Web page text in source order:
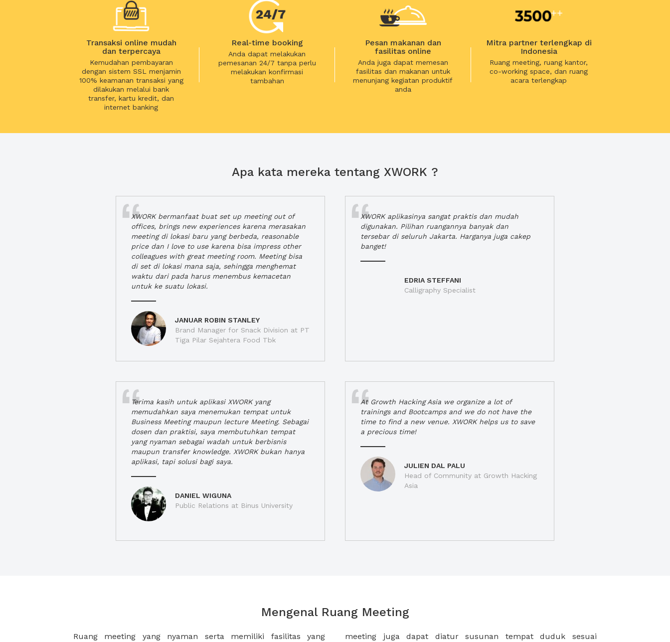
Transaksi online mudah
dan terpercaya
Kemudahan pembayaran
dengan sistem SSL menjamin
100% keamanan transaksi yang
dilakukan melalui bank
transfer, kartu kredit, dan
internet banking
Real-time booking
Anda dapat melakukan
pemesanan 24/7 tanpa perlu
melakukan konfirmasi
tambahan
Pesan makanan dan
fasilitas online
Anda juga dapat memesan
fasilitas dan makanan untuk
menunjang kegiatan produktif
anda
Mitra partner terlengkap di
Indonesia
Ruang meeting, ruang kantor,
co-working space, dan ruang
acara terlengkap
Apa kata mereka tentang XWORK ?
XWORK bermanfaat buat set up meeting out of
offices, brings new experiences karena merasakan
meeting di lokasi baru yang berbeda, reasonable
price dan I love to use karena bisa impress other
colleagues with great meeting room. Meeting bisa
di set di lokasi mana saja, sehingga menghemat
waktu dari pada harus menembus kemacetan
untuk ke suatu lokasi.
JANUAR ROBIN STANLEY
Brand Manager for Snack Division at PT
Tiga Pilar Sejahtera Food Tbk
XWORK aplikasinya sangat praktis dan mudah
digunakan. Pilihan ruangannya banyak dan
tersebar di seluruh Jakarta. Harganya juga cakep
banget!
EDRIA STEFFANI
Calligraphy Specialist
Terima kasih untuk aplikasi XWORK yang
memudahkan saya menemukan tempat untuk
Business Meeting maupun lecture Meeting. Sebagai
dosen dan praktisi, saya membutuhkan tempat
yang nyaman sebagai wadah untuk berbisnis
maupun transfer knowledge. XWORK bukan hanya
aplikasi, tapi solusi bagi saya.
DANIEL WIGUNA
Public Relations at Binus University
At Growth Hacking Asia we organize a lot of
trainings and Bootcamps and we do not have the
time to find a new venue. XWORK helps us to save
a precious time!
JULIEN DAL PALU
Head of Community at Growth Hacking
Asia
Mengenal Ruang Meeting
Ruang meeting yang nyaman serta memiliki fasilitas yang
meeting juga dapat diatur susunan tempat duduk sesuai